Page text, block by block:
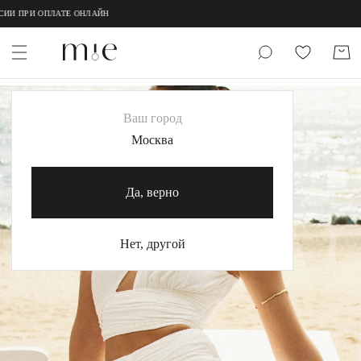
ОНЛАЙН
MIESTILO
Коллекции
Образы
Ваш город
Москва
Да, верно
Нет, другой